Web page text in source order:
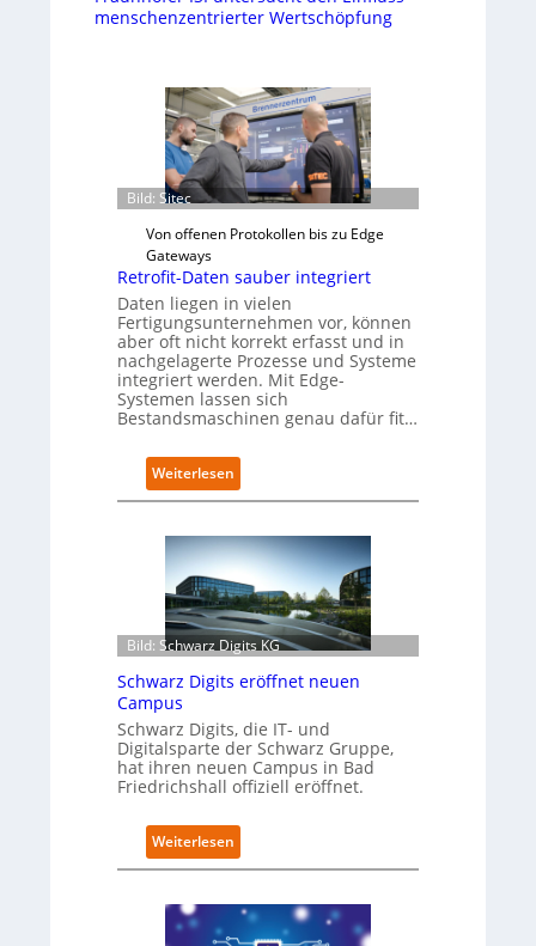
menschenzentrierter Wertschöpfung
Bild: Sitec
Von offenen Protokollen bis zu Edge
Gateways
Retrofit-Daten sauber integriert
Daten liegen in vielen
Fertigungsunternehmen vor, können
aber oft nicht korrekt erfasst und in
nachgelagerte Prozesse und Systeme
integriert werden. Mit Edge-
Systemen lassen sich
Bestandsmaschinen genau dafür fit…
Weiterlesen
R
t
r
o
f
i
t
D
t
e
n
s
b
r
Bild: Schwarz Digits KG
Schwarz Digits eröffnet neuen
Campus
Schwarz Digits, die IT- und
Digitalsparte der Schwarz Gruppe,
hat ihren neuen Campus in Bad
Friedrichshall offiziell eröffnet.
Weiterlesen
S
h